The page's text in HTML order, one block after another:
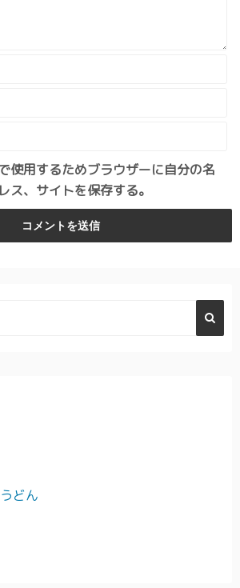
使用するためブラウザーに自分の名
ス、サイトを保存する。
どん